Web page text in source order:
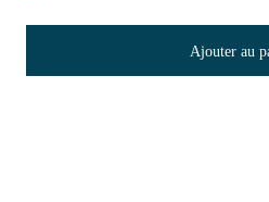
Ajouter au